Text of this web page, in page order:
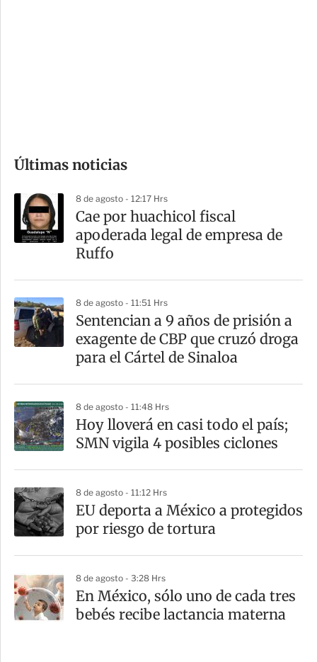
m
a
r
t
Últimas noticias
8 de agosto - 12:17 Hrs
Cae por huachicol fiscal
apoderada legal de empresa de
Ruffo
8 de agosto - 11:51 Hrs
Sentencian a 9 años de prisión a
exagente de CBP que cruzó droga
para el Cártel de Sinaloa
8 de agosto - 11:48 Hrs
Hoy lloverá en casi todo el país;
SMN vigila 4 posibles ciclones
8 de agosto - 11:12 Hrs
EU deporta a México a protegidos
por riesgo de tortura
8 de agosto - 3:28 Hrs
En México, sólo uno de cada tres
bebés recibe lactancia materna